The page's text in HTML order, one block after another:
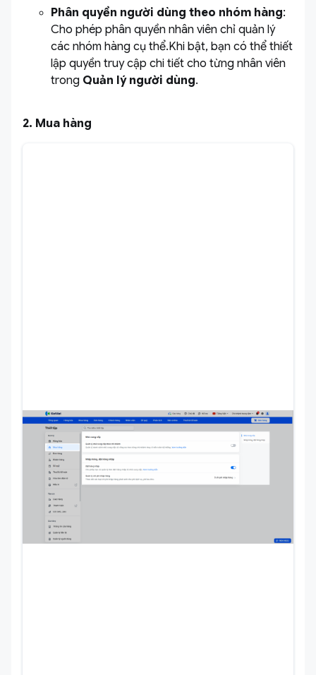
Phân quyền người dùng theo nhóm hàng:
Cho phép phân quyền nhân viên chỉ quản lý
các nhóm hàng cụ thể.Khi bật, bạn có thể thiết
lập quyền truy cập chi tiết cho từng nhân viên
trong Quản lý người dùng.
2. Mua hàng